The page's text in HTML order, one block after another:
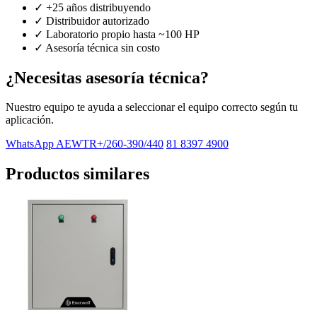
✓ +25 años distribuyendo
✓ Distribuidor autorizado
✓ Laboratorio propio hasta ~100 HP
✓ Asesoría técnica sin costo
¿Necesitas asesoría técnica?
Nuestro equipo te ayuda a seleccionar el equipo correcto según tu
aplicación.
WhatsApp AEWTR+/260-390/440 81 8397 4900
Productos similares